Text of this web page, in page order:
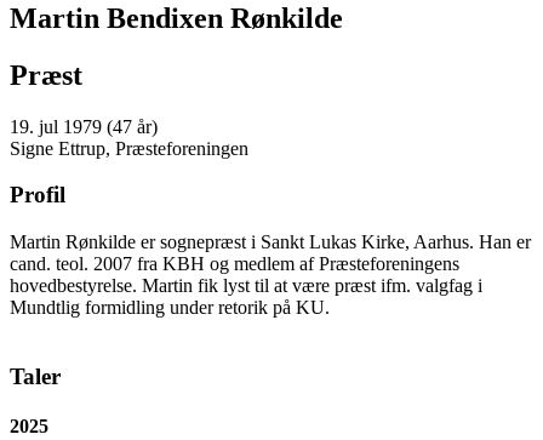
Martin Bendixen Rønkilde
Præst
19. jul 1979 (47 år)
Signe Ettrup, Præsteforeningen
Profil
Martin Rønkilde er sognepræst i Sankt Lukas Kirke, Aarhus. Han er
cand. teol. 2007 fra KBH og medlem af Præsteforeningens
hovedbestyrelse. Martin fik lyst til at være præst ifm. valgfag i
Mundtlig formidling under retorik på KU.
Taler
2025